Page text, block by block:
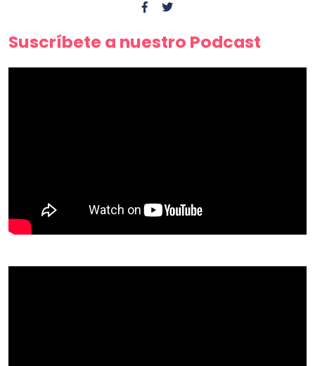
Suscríbete a nuestro Podcast